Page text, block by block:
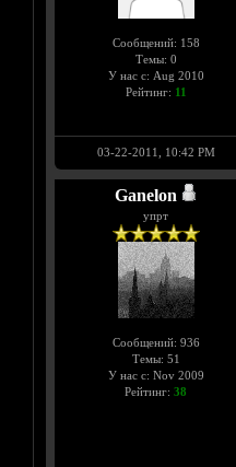
Сообщений: 158
Темы: 0
У нас с: Aug 2010
Рейтинг: 11
03-22-2011, 10:42 PM
Ganelon
упрт
Сообщений: 936
Темы: 51
У нас с: Nov 2009
Рейтинг: 38